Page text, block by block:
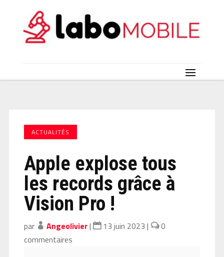
ACTUALITÉS
Apple explose tous
les records grâce à
Vision Pro !
par Angeolivier| 13 juin 2023 |
0
commentaires